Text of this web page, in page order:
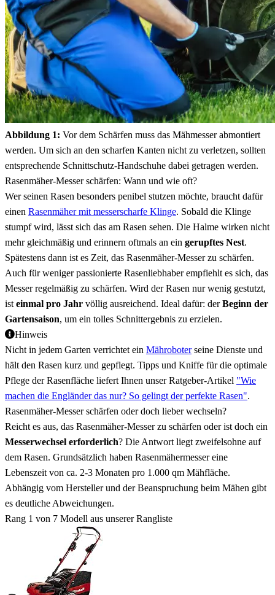
Abbildung 1: Vor dem Schärfen muss das Mähmesser abmontiert
werden. Um sich an den scharfen Kanten nicht zu verletzen, sollten
entsprechende Schnittschutz-Handschuhe dabei getragen werden.
Rasenmäher-Messer schärfen: Wann und wie oft?
Wer seinen Rasen besonders penibel stutzen möchte, braucht dafür
einen Rasenmäher mit messerscharfe Klinge. Sobald die Klinge
stumpf wird, lässt sich das am Rasen sehen. Die Halme wirken nicht
mehr gleichmäßig und erinnern oftmals an ein gerupftes Nest.
Spätestens dann ist es Zeit, das Rasenmäher-Messer zu schärfen.
Auch für weniger passionierte Rasenliebhaber empfiehlt es sich, das
Messer regelmäßig zu schärfen. Wird der Rasen nur wenig gestutzt,
ist einmal pro Jahr völlig ausreichend. Ideal dafür: derBeginn der
Gartensaison, um ein tolles Schnittergebnis zu erzielen.
Hinweis
Nicht in jedem Garten verrichtet ein Mähroboterseine Dienste und
hält den Rasen kurz und gepflegt. Tipps und Kniffe für die optimale
Pflege der Rasenfläche liefert Ihnen unser Ratgeber-Artikel "Wie
machen die Engländer das nur? So gelingt der perfekte Rasen".
Rasenmäher-Messer schärfen oder doch lieber wechseln?
Reicht es aus, das Rasenmäher-Messer zu schärfen oder ist doch ein
Messerwechsel erforderlich? Die Antwort liegt zweifelsohne auf
dem Rasen. Grundsätzlich haben Rasenmähermesser eine
Lebenszeit von ca. 2-3 Monaten pro 1.000 qm Mähfläche.
Abhängig vom Hersteller und der Beanspruchung beim Mähen gibt
es deutliche Abweichungen.
Rang 1 von 7 Modell aus unserer Rangliste